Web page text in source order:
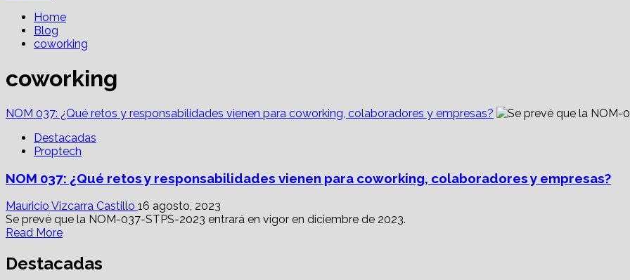
Home
Blog
coworking
coworking
NOM 037: ¿Qué retos y responsabilidades vienen para coworking, colaboradores y empresas?
Destacadas
Proptech
NOM 037: ¿Qué retos y responsabilidades vienen para coworking, colaboradores y empresas?
Mauricio Vizcarra Castillo 16 agosto, 2023
Se prevé que la NOM-037-STPS-2023 entrará en vigor en diciembre de 2023.
Read MoreRead
about
NOM
Destacadas